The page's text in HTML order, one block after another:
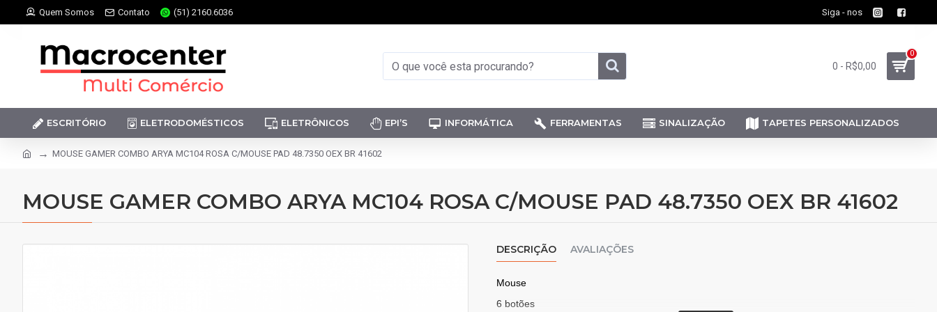
Quem Somos Contato (51) 2160.6036 Siga - nos
0 - R$0,00
0
ESCRITÓRIO ELETRODOMÉSTICOS ELETRÔNICOS EPI’S INFORMÁTICA FERRAMENTAS SINALIZAÇÃO TAPETES PERSONALIZADOS
MOUSE GAMER COMBO ARYA MC104 ROSA C/MOUSE PAD 48.7350 OEX BR 41602
MOUSE GAMER COMBO ARYA MC104 ROSA C/MOUSE PAD 48.7350 OEX BR 41602
DESCRIÇÃO AVALIAÇÕES
Mouse
6 botões